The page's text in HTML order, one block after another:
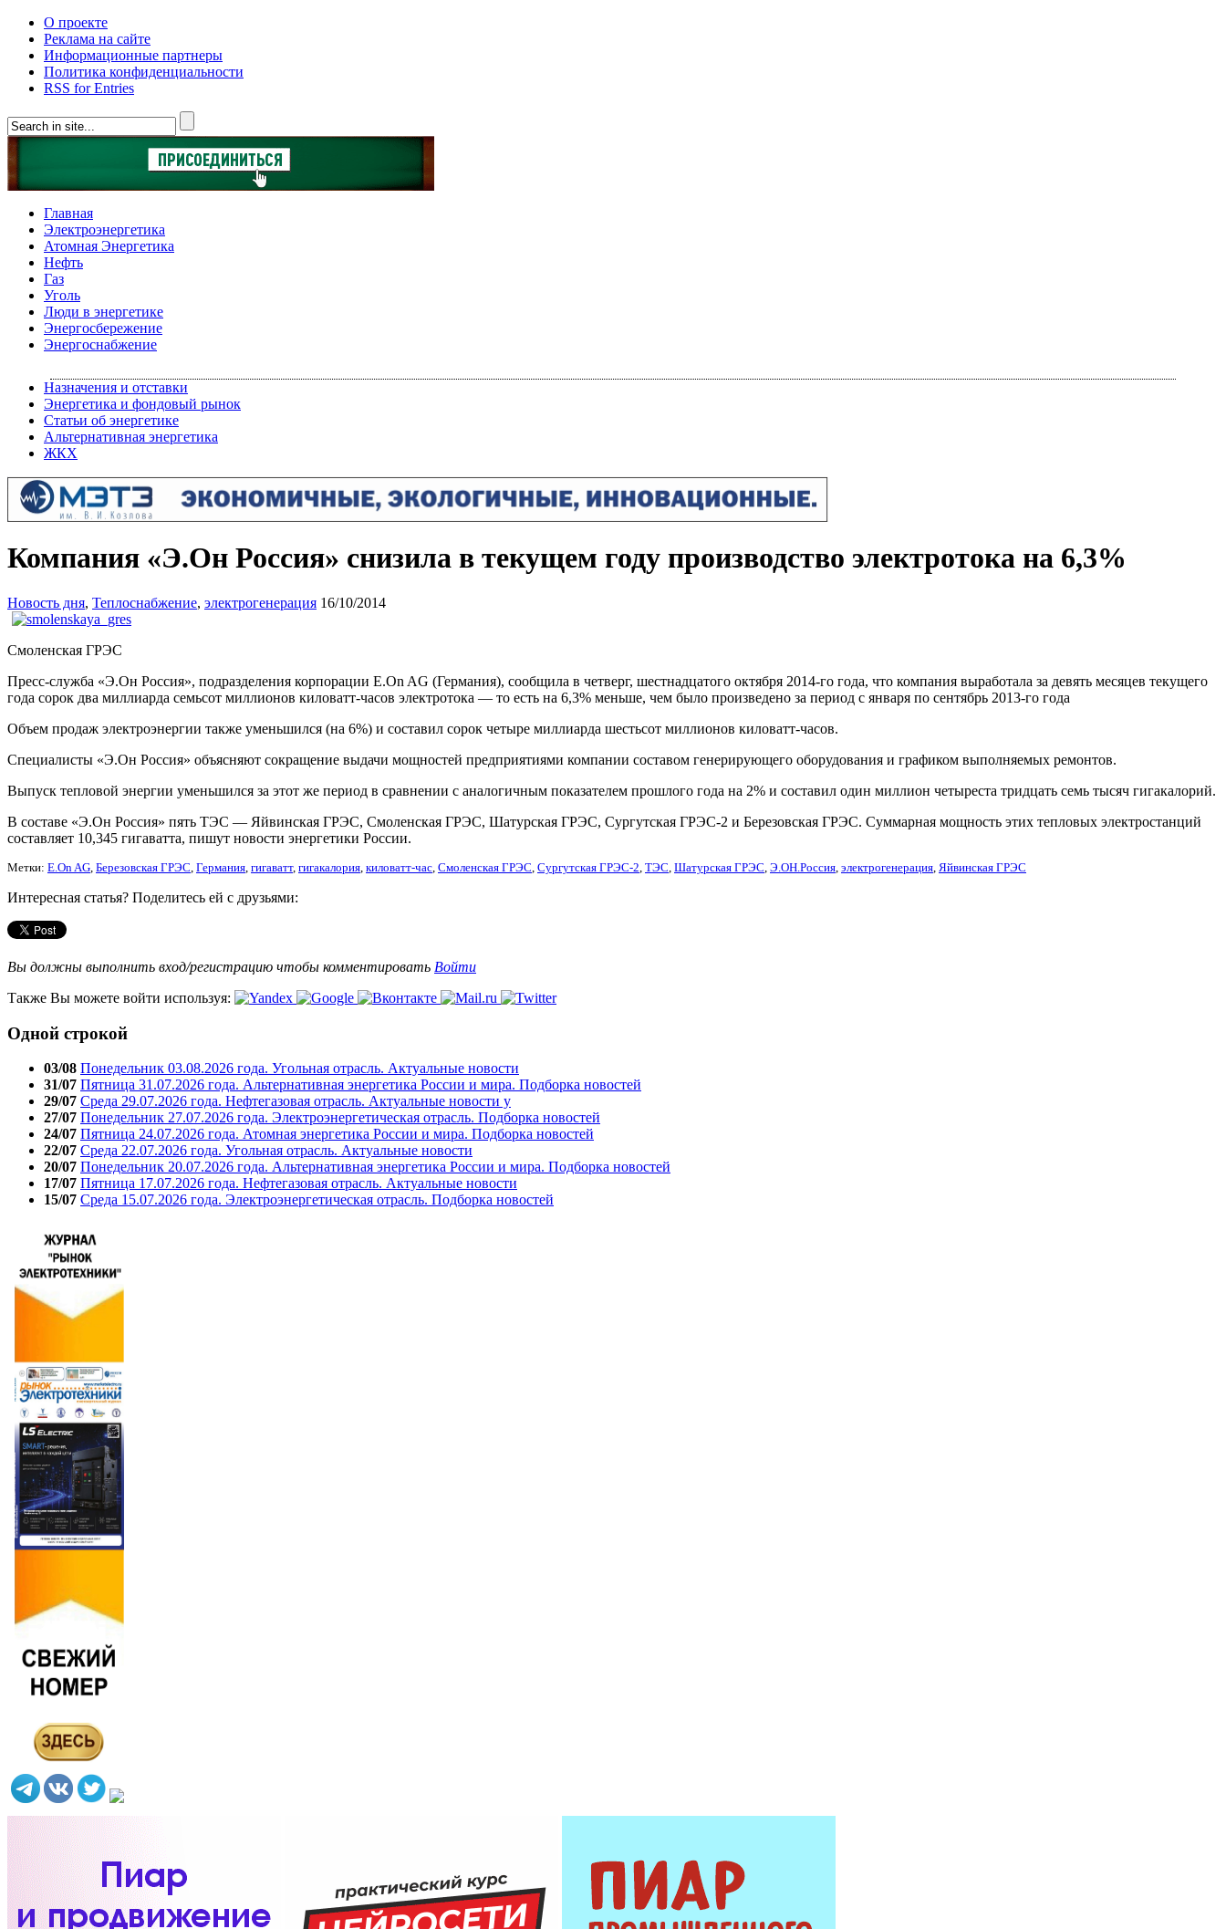
О проекте
Реклама на сайте
Информационные партнеры
Политика конфиденциальности
RSS for Entries
Главная
Электроэнергетика
Атомная Энергетика
Нефть
Газ
Уголь
Люди в энергетике
Энергосбережение
Энергоснабжение
Назначения и отставки
Энергетика и фондовый рынок
Статьи об энергетике
Альтернативная энергетика
ЖКХ
Компания «Э.Он Россия» снизила в текущем году производство электротока на 6,3%
Новость дня, Теплоснабжение, электрогенерация 16/10/2014
Смоленская ГРЭС
Пресс-служба «Э.Он Россия», подразделения корпорации E.On AG (Германия), сообщила в четверг, шестнадцатого октября 2014-го года, что компания выработала за девять месяцев текущего
года сорок два миллиарда семьсот миллионов киловатт-часов электротока — то есть на 6,3% меньше, чем было произведено за период с января по сентябрь 2013-го года
Объем продаж электроэнергии также уменьшился (на 6%) и составил сорок четыре миллиарда шестьсот миллионов киловатт-часов.
Специалисты «Э.Он Россия» объясняют сокращение выдачи мощностей предприятиями компании составом генерирующего оборудования и графиком выполняемых ремонтов.
Выпуск тепловой энергии уменьшился за этот же период в сравнении с аналогичным показателем прошлого года на 2% и составил один миллион четыреста тридцать семь тысяч гигакалорий.
В составе «Э.Он Россия» пять ТЭС — Яйвинская ГРЭС, Смоленская ГРЭС, Шатурская ГРЭС, Сургутская ГРЭС-2 и Березовская ГРЭС. Суммарная мощность этих тепловых электростанций
составляет 10,345 гигаватта, пишут новости энергетики России.
Метки: E.On AG, Березовская ГРЭС, Германия, гигаватт, гигакалория, киловатт-час, Смоленская ГРЭС, Сургутская ГРЭС-2, ТЭС, Шатурская ГРЭС, Э.ОН.Россия, электрогенерация, Яйвинская ГРЭС
Интересная статья? Поделитесь ей с друзьями:
Вы должны выполнить вход/регистрацию чтобы комментировать Войти
Также Вы можете войти используя:
Одной строкой
03/08 Понедельник 03.08.2026 года. Угольная отрасль. Актуальные новости
31/07 Пятница 31.07.2026 года. Альтернативная энергетика России и мира. Подборка новостей
29/07 Среда 29.07.2026 года. Нефтегазовая отрасль. Актуальные новости у
27/07 Понедельник 27.07.2026 года. Электроэнергетическая отрасль. Подборка новостей
24/07 Пятница 24.07.2026 года. Атомная энергетика России и мира. Подборка новостей
22/07 Среда 22.07.2026 года. Угольная отрасль. Актуальные новости
20/07 Понедельник 20.07.2026 года. Альтернативная энергетика России и мира. Подборка новостей
17/07 Пятница 17.07.2026 года. Нефтегазовая отрасль. Актуальные новости
15/07 Среда 15.07.2026 года. Электроэнергетическая отрасль. Подборка новостей